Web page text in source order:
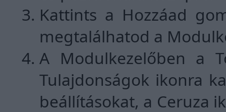
Kattints a Hozzáad
megtalálhatod a
A Modulkezelőben a
Tulajdonságok ikonra
beállításokat, a Ceruza